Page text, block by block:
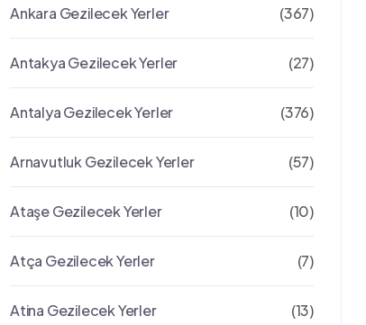
Ankara Gezilecek Yerler (367)
Antakya Gezilecek Yerler (27)
Antalya Gezilecek Yerler (376)
Arnavutluk Gezilecek Yerler (57)
Ataşe Gezilecek Yerler (10)
Atça Gezilecek Yerler (7)
Atina Gezilecek Yerler (13)